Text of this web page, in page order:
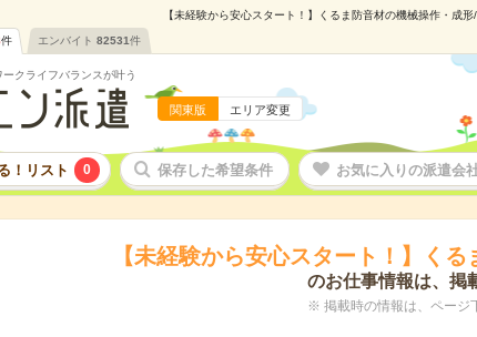
【未経験から安心スタート！】くるま防音材の機械操作・成
件 エンバイト 82531件
クライフバランスが叶う
関東版 エリア変更
！リスト 0 保存した希望条件 お気に入りの派遣会
【未経験から安心スタート！】く
のお仕事情報は、掲
※ 掲載時の情報は、ページ